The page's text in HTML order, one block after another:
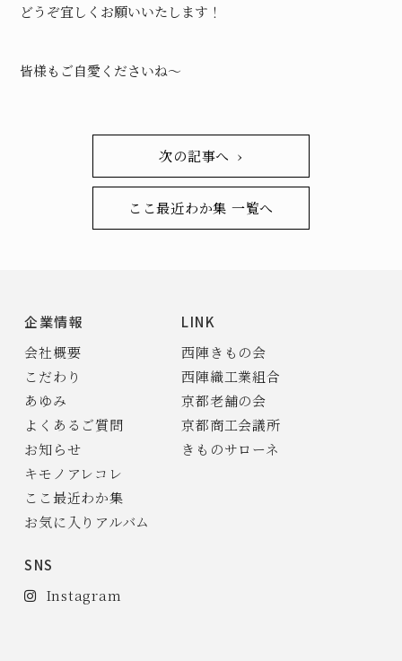
どうぞ宜しくお願いいたします！
皆様もご自愛くださいね〜
次の記事へ ›
ここ最近わか集 一覧へ
企業情報
会社概要
こだわり
あゆみ
よくあるご質問
お知らせ
キモノアレコレ
ここ最近わか集
お気に入りアルバム
SNS
Instagram
LINK
西陣きもの会
西陣織工業組合
京都老舗の会
京都商工会議所
きものサローネ